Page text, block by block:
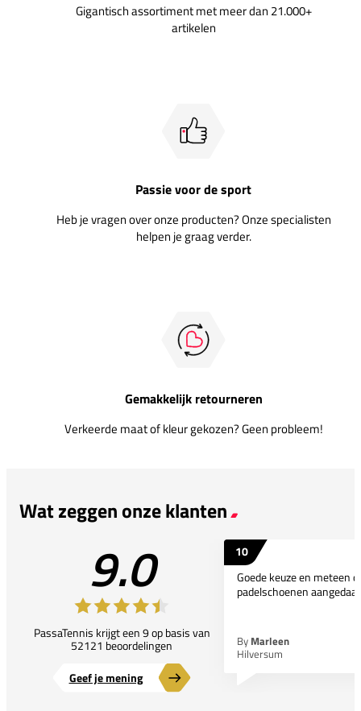
Gigantisch assortiment met meer dan 21.000+
artikelen
Passie voor de sport
Heb je vragen over onze producten? Onze specialisten
helpen je graag verder.
Gemakkelijk retourneren
Verkeerde maat of kleur gekozen? Geen probleem!
Wat zeggen onze klanten
9.0
PassaTennis krijgt een 9 op basis van
52121 beoordelingen
Geef je mening
10
Goede keuze en meteen
padelschoenen
By Marleen
Hilversum